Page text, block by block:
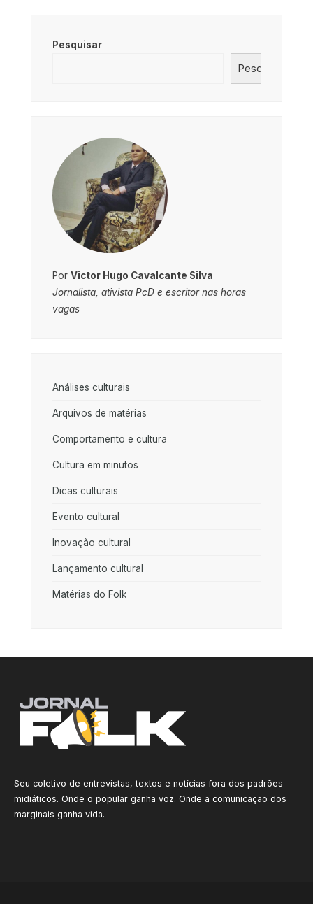
Pesquisar
Pesquisar
Por Victor Hugo Cavalcante Silva
Jornalista, ativista PcD e escritor nas horas
vagas
Análises culturais
Arquivos de matérias
Comportamento e cultura
Cultura em minutos
Dicas culturais
Evento cultural
Inovação cultural
Lançamento cultural
Matérias do Folk
Seu coletivo de entrevistas, textos e notícias fora dos padrões
midiáticos. Onde o popular ganha voz. Onde a comunicação dos
marginais ganha vida.